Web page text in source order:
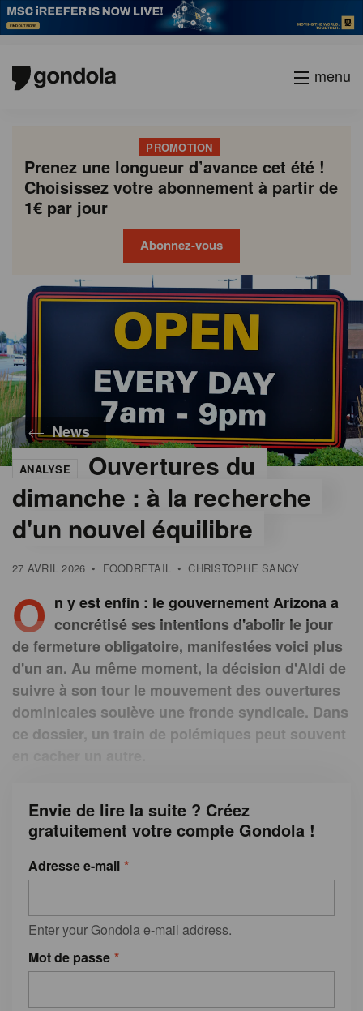
menu
PROMOTION
Prenez une longueur d’avance cet été !
Choisissez votre abonnement à partir de
1€ par jour
Abonnez-vous
News
ANALYSE
Ouvertures du
dimanche : à la recherche
d'un nouvel équilibre
27 AVRIL 2026 • FOODRETAIL • CHRISTOPHE SANCY
O n y est enfin : le gouvernement Arizona a
concrétisé ses intentions d'abolir le jour
de fermeture obligatoire, manifestées voici plus
d'un an. Au même moment, la décision d'Aldi de
suivre à son tour le mouvement des ouvertures
dominicales soulève une fronde syndicale. Dans
ce dossier, un train de polémiques peut souvent
Envie de lire la suite ? Créez
gratuitement votre compte Gondola !
Adresse e-mail
Enter your Gondola e-mail address.
Mot de passe
Gondola
academy
Gondola
society